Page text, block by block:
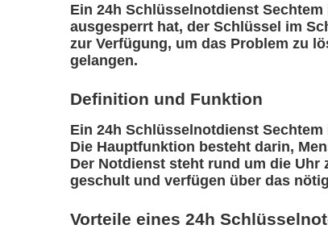
Ein 24h Schlüsselnotdienst
ausgesperrt hat, der Schlüssel im
zur Verfügung, um das Problem zu
gelangen.
Definition und Funktion
Ein 24h Schlüsselnotdienst
Die Hauptfunktion besteht darin,
Der Notdienst steht rund um die
geschult und verfügen über das
Vorteile eines 24h